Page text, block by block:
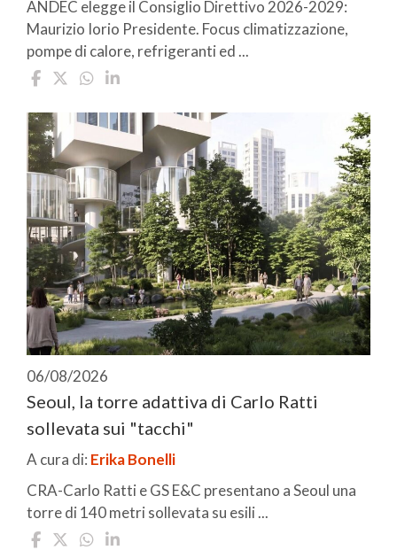
ANDEC elegge il Consiglio Direttivo 2026-2029:
Maurizio Iorio Presidente. Focus climatizzazione,
pompe di calore, refrigeranti ed ...
06/08/2026
Seoul, la torre adattiva di Carlo Ratti
sollevata sui "tacchi"
A cura di: Erika Bonelli
CRA-Carlo Ratti e GS E&C presentano a Seoul una
torre di 140 metri sollevata su esili ...